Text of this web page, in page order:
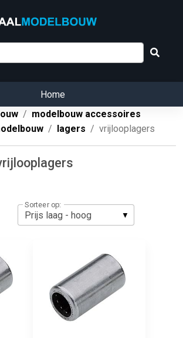
Home
modelbouw accessoires
lagers vrijlooplagers
Sorteer op: